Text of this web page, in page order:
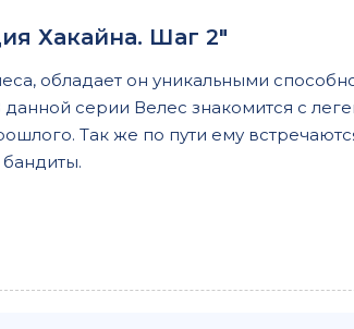
Хакайна. Шаг 2"
обладает он уникальными
серии Велес знакомится с
Так же по пути ему